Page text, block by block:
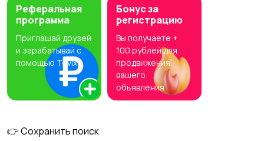
Сантехник
Монтажник
вентиляции и
кондиционирования
Реферальная
программа
Приглашай друзей
и зарабатывай с
помощью Tovix
Бонус за
регистрацию
Вы получаете +
100 рублей для
продвижения
вашего
объявления
👉 Сохранить поиск